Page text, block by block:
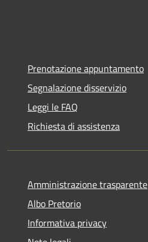
Prenotazione appuntamento
Segnalazione disservizio
Leggi le FAQ
Richiesta di assistenza
Amministrazione trasparente
Albo Pretorio
Informativa privacy